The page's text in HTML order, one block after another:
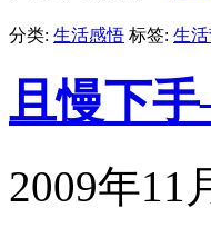
分类: 生活感悟 标签: 生
且慢下
2009年11